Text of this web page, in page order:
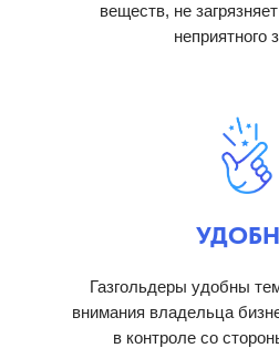
веществ, не
неприятного
Газгольдеры удобны
внимания владельца
в контроле со